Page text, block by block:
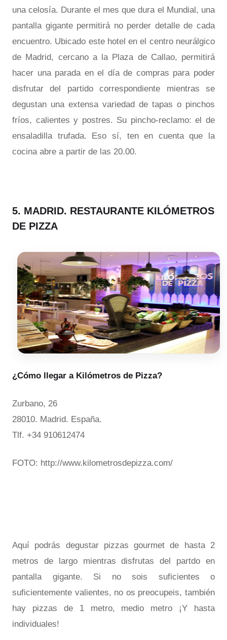
una celosía. Durante el mes que dura el Mundial, una
pantalla gigante permitirá no perder detalle de cada
encuentro. Ubicado este hotel en el centro neurálgico
de Madrid, cercano a la Plaza de Callao, permitirá
hacer una parada en el día de compras para poder
disfrutar del partido correspondiente mientras se
degustan una extensa variedad de tapas o pinchos
fríos, calientes y postres. Su pincho-reclamo: el de
ensaladilla trufada. Eso sí, ten en cuenta que la
cocina abre a partir de las 20.00.
5. MADRID. RESTAURANTE KILÓMETROS
DE PIZZA
¿Cómo llegar a Kilómetros de Pizza?
Zurbano, 26
28010. Madrid. España.
Tlf. +34 910612474
FOTO: http://www.kilometrosdepizza.com/
Aquí podrás degustar pizzas gourmet de hasta 2
metros de largo mientras disfrutas del partdo en
pantalla gigante. Si no sois suficientes o
suficientemente valientes, no os preocupeis, también
hay pizzas de 1 metro, medio metro ¡Y hasta
individuales!